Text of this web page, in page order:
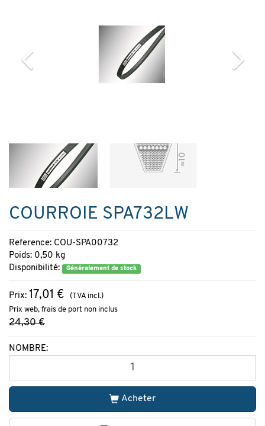
COURROIE SPA732LW
Reference: COU-SPA00732
Poids: 0,50 kg
Disponibilité:
Généralement de stock
Prix: 17,01 €
(TVA incl.)
Prix web, frais de port non inclus
24,30 €
NOMBRE:
Acheter